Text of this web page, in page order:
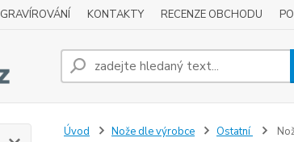
GRAVÍROVÁNÍ KONTAKTY RECENZE OBCHODU
Úvod Nože dle výrobce Ostatní